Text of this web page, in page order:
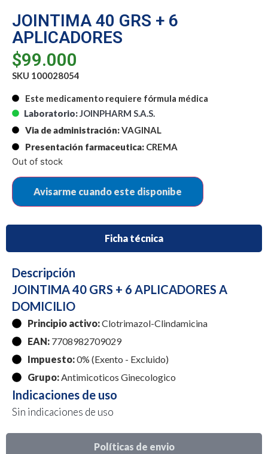
JOINTIMA 40 GRS + 6
APLICADORES
$99.000
SKU 100028054
Este medicamento requiere fórmula médica
Laboratorio:JOINPHARM S.A.S.
Via de administración:VAGINAL
Presentación farmaceutica: CREMA
Out of stock
Ficha técnica
Políticas de envio
Descripción
JOINTIMA 40 GRS + 6 APLICADORES A
DOMICILIO
Principio activo:Clotrimazol-Clindamicina
EAN: 7708982709029
Impuesto:0% (Exento - Excluido)
Grupo:Antimicoticos Ginecologico
Indicaciones de uso
Sin indicaciones de uso